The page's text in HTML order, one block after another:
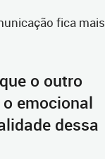
fica mais
o outro
emocional
dessa